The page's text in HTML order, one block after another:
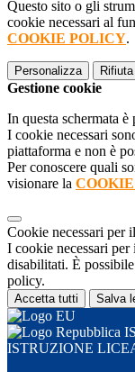
Questo sito o gli
cookie necessari al
COOKIE POLICY.
Personalizza
Gestione cookie
In questa schermata
I cookie necessari
piattaforma e non è
Per conoscere quali
visionare la
Cookie necessari per
I cookie necessari per
disabilitati. È
policy.
Accetta tutti Salva
ISTRUZIONE